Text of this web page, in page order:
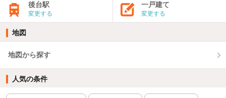
後台駅
変更する
一戸建て
変更する
地図
地図から探す
人気の条件